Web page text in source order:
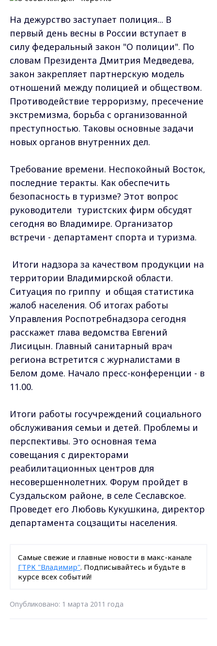
На дежурство заступает полиция... В
первый день весны в России вступает в
силу федеральный закон "О полиции". По
словам Президента Дмитрия Медведева,
закон закрепляет партнерскую модель
отношений между полицией и обществом.
Противодействие терроризму, пресечение
экстремизма, борьба с организованной
преступностью. Таковы основные задачи
новых органов внутренних дел.
Требование времени. Неспокойный Восток,
последние теракты. Как обеспечить
безопасность в туризме? Этот вопрос
руководители туристских фирм обсудят
сегодня во Владимире. Организатор
встречи - департамент спорта и туризма.
Итоги надзора за качеством продукции на
территории Владимирской области.
Ситуация по гриппу и общая статистика
жалоб населения. Об итогах работы
Управления Роспотребнадзора сегодня
расскажет глава ведомства Евгений
Лисицын. Главный санитарный врач
региона встретится с журналистами в
Белом доме. Начало пресс-конференции - в
11.00.
Итоги работы госучреждений социального
обслуживания семьи и детей. Проблемы и
перспективы. Это основная тема
совещания с директорами
реабилитационных центров для
несовершеннолетних. Форум пройдет в
Суздальском районе, в селе Сеславское.
Проведет его Любовь Кукушкина, директор
департамента соцзащиты населения.
Самые свежие и главные новости в макс-канале
ГТРК "Владимир". Подписывайтесь и будьте в
курсе всех событий!
Опубликовано: 1 марта 2011 года